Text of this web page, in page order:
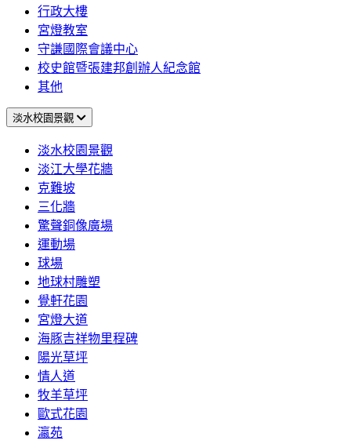
行政大樓
宮燈教室
守謙國際會議中心
校史館暨張建邦創辦人紀念館
其他
淡水校園景觀
淡水校園景觀
淡江大學花牆
克難坡
三化牆
驚聲銅像廣場
運動場
球場
地球村雕塑
覺軒花園
宮燈大道
海豚吉祥物里程碑
陽光草坪
情人道
牧羊草坪
歐式花園
瀛苑